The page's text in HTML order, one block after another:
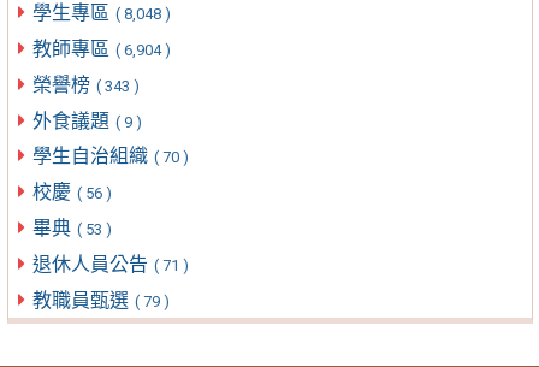
學生專區 ( 8,048 )
教師專區 ( 6,904 )
榮譽榜 ( 343 )
外食議題 ( 9 )
學生自治組織 ( 70 )
校慶 ( 56 )
畢典 ( 53 )
退休人員公告 ( 71 )
教職員甄選 ( 79 )